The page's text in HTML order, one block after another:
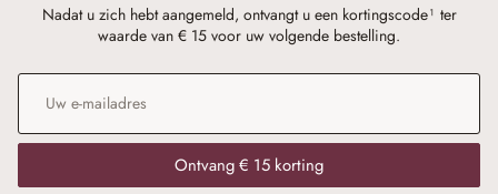
Nadat u zich hebt aangemeld, ontvangt u een kortingscode¹ ter
waarde van € 15 voor uw volgende bestelling.
E-mailadres
Ontvang € 15 korting